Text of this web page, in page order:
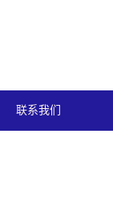
联系我们